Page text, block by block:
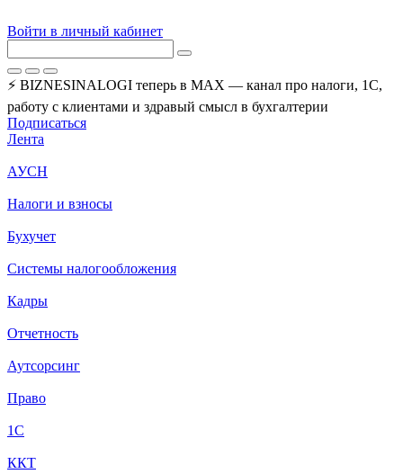
Войти в личный кабинет
⚡ BIZNESINALOGI теперь в MAX — канал про налоги, 1С,
работу с клиентами и здравый смысл в бухгалтерии
Подписаться
Лента
АУСН
Налоги и взносы
Бухучет
Системы налогообложения
Кадры
Отчетность
Аутсорсинг
Право
1С
ККТ